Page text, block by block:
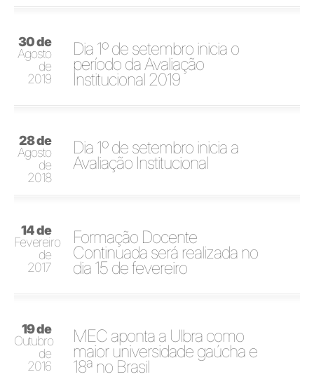
30 de
Agosto
de
2019
Dia 1º de setembro inicia o
período da Avaliação
Institucional 2019
28 de
Agosto
de
2018
Dia 1º de setembro inicia a
Avaliação Institucional
14 de
Fevereiro
de
2017
Formação Docente
Continuada será realizada no
dia 15 de fevereiro
19 de
Outubro
de
2016
MEC aponta a Ulbra como
maior universidade gaúcha e
18ª no Brasil